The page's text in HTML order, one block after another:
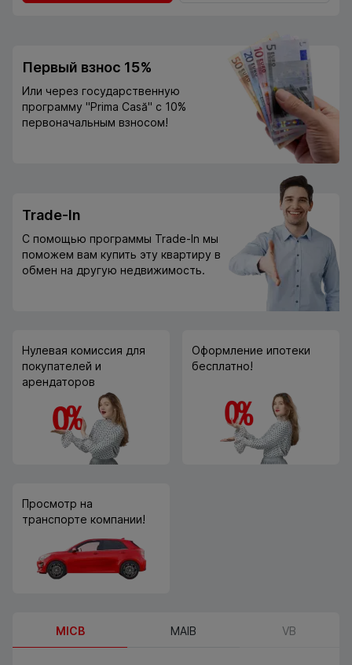
Первый взнос 15%
Или через государственную
программу "Prima Casă" с 10%
первоначальным взносом!
Trade-In
С помощью программы Trade-In мы
поможем вам купить эту квартиру в
обмен на другую недвижимость.
Нулевая комиссия для
покупателей и
арендаторов
Оформление ипотеки
бесплатно!
Просмотр на
транспорте компании!
MICB MAIB VB